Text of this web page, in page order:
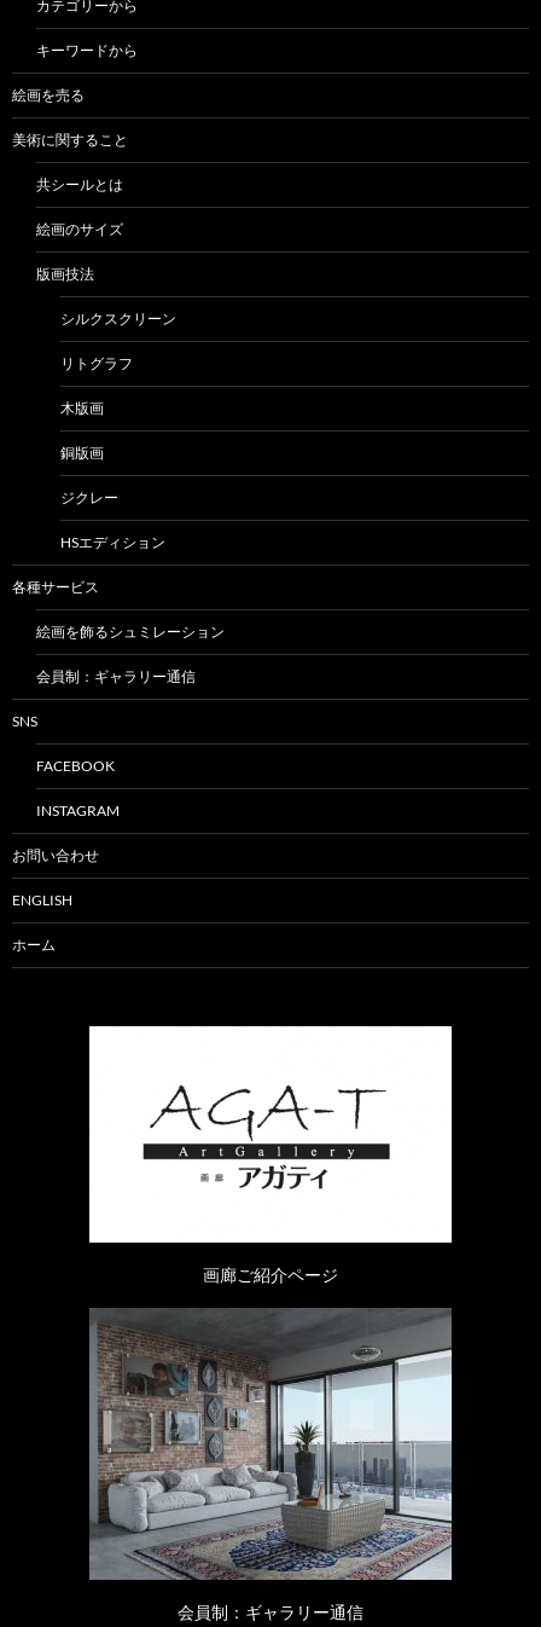
カテゴリーから
キーワードから
絵画を売る
美術に関すること
共シールとは
絵画のサイズ
版画技法
シルクスクリーン
リトグラフ
木版画
銅版画
ジクレー
HSエディション
各種サービス
絵画を飾るシュミレーション
会員制：ギャラリー通信
SNS
FACEBOOK
INSTAGRAM
お問い合わせ
ENGLISH
ホーム
画廊ご紹介ページ
会員制：ギャラリー通信